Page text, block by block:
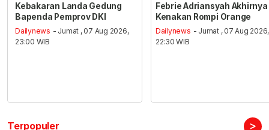
Kebakaran Landa Gedung
Bapenda Pemprov DKI
Dailynews - Jumat , 07 Aug 2026,
23:00 WIB
Febrie Adriansyah Akhirnya
Kenakan Rompi Orange
Dailynews - Jumat , 07 Aug 2026,
22:30 WIB
Terpopuler >